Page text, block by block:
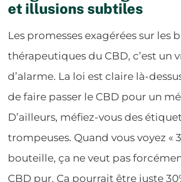
et illusions subtiles
Les promesses exagérées sur les
thérapeutiques du CBD, c’est un
d’alarme. La loi est claire là-
de faire passer le CBD pour un
D’ailleurs, méfiez-vous des
trompeuses. Quand vous voyez «
bouteille, ça ne veut pas
CBD pur. Ça pourrait être juste